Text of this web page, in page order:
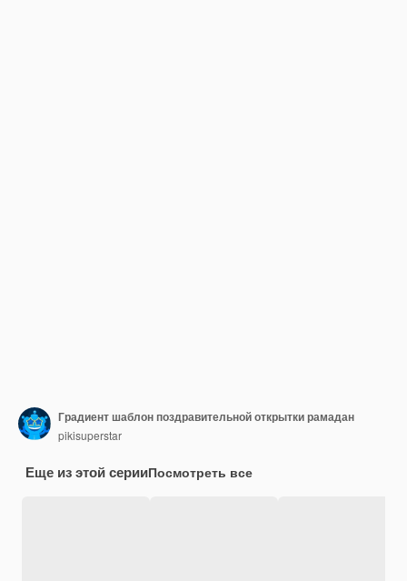
Градиент шаблон поздравительной открытки рамадан
pikisuperstar
Еще из этой серииПосмотреть все